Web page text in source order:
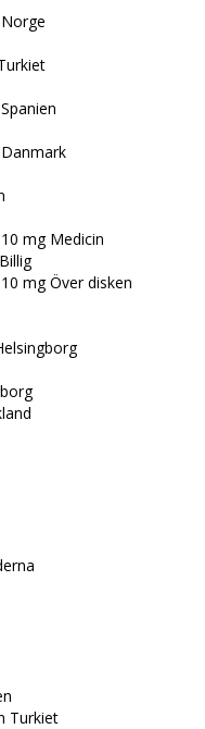
mg Medicin
mg Över disken
Turkiet